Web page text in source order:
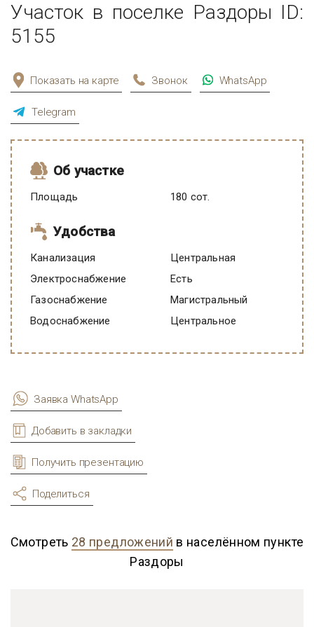
Участок в поселке Раздоры ID:
5155
Показать на карте Звонок WhatsApp
Telegram
Об участке
Площадь 180 сот.
Удобства
Канализация
Центральная
Электроснабжение
есть
Газоснабжение
Магистральный
Водоснабжение
Центральное
Заявка WhatsApp
Добавить в закладки
Получить презентацию
Поделиться
Смотреть 28 предложений в населённом пункте
Раздоры